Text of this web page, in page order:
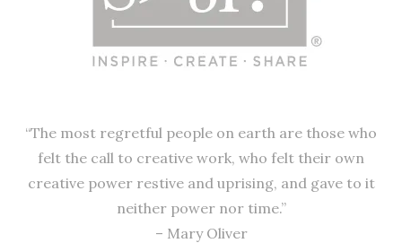
“The most regretful people on earth are those who
felt the call to creative work, who felt their own
creative power restive and uprising, and gave to it
neither power nor time.”
– Mary Oliver